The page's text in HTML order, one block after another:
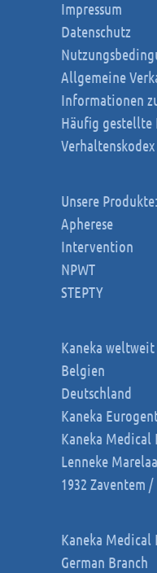
Impressum
Datenschutz
Allgemeine
Informationen
Häufig gestellte
Verhaltenskodex
Unsere Produkte:
Apherese
Intervention
NPWT
STEPTY
Kaneka weltweit
Belgien
Deutschland
Kaneka
Kaneka Medical
Lenneke
1932 Zaventem
Kaneka Medical
German Branch